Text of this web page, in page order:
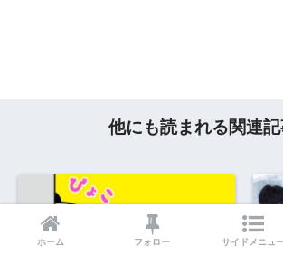
他にも読まれる関連
ホーム フォロー サイドメニュ